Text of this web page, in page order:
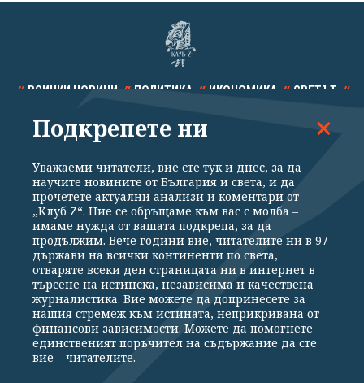
ВСИЧКИ НОВИНИ ПОЛИТИКА ИКОНОМИКА СВЕТЪТ
СПОРТ КУЛТУРА ТЕХНОЛОГИИ КАЛЕЙДОСКОП
Общи условия
Политика за поверителност
Реклама
Партньори Контакти
За Клуб Z
Екип
Подкрепете ни
Издател на www.clubz.bg е „Клуб Зебра Медия“ ЕООД, София, ул. "Алеко
Константинов" 3. Всички права запазени 2026 „Клуб Зебра Медия“
Подкрепете ни
Уважаеми читатели, вие сте тук и днес, за да
научите новините от България и света, и да
прочетете актуални анализи и коментари от
„Клуб Z“. Ние се обръщаме към вас с молба –
имаме нужда от вашата подкрепа, за да
продължим. Вече години вие, читателите ни в 97
държави на всички континенти по света,
отваряте всеки ден страницата ни в интернет в
търсене на истинска, независима и качествена
журналистика. Вие можете да допринесете за
нашия стремеж към истината, неприкривана от
финансови зависимости. Можете да помогнете
единственият поръчител на съдържание да сте
вие – читателите.